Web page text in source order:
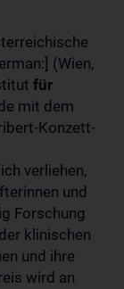
(Wien,
für
mit dem
Konzett-
verliehen,
und
Forschung
klinischen
und ihre
wird an